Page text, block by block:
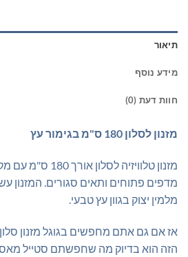
תיאור
מידע נוסף
חוות דעת (0)
מזנון לסלון 180 ס"מ בגימור עץ
מזנון טלוויזיה
מדפים פתוחים ותאים סגורים. המזנון
מלמין יצוק בגוון עץ טבעי.
הזה הוא בדיוק מה שחפשתם סטייל